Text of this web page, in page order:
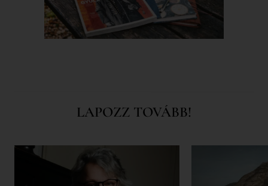
LAPOZZ TOVÁBB!